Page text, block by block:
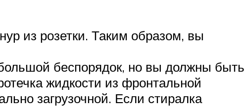
из розетки. Таким образом, вы
беспорядок, но вы должны быть
жидкости из фронтальной
загрузочной. Если стиралка